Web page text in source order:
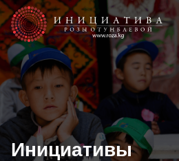
Инициативы